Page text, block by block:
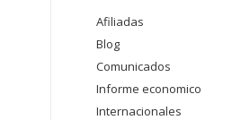
Afiliadas
Blog
Comunicados
Informe economico
Internacionales